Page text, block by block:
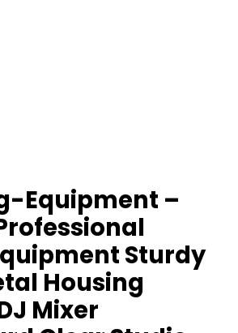
Equipment –
Sturdy
Housing
Mixer